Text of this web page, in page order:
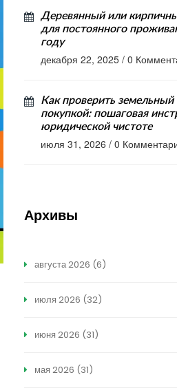
Деревянный или
для постоянного
году
декабря 22, 2025 / 0
Как проверить земельный
покупкой: пошаговая
юридической чистоте
июля 31, 2026 / 0
Архивы
августа 2026 (6)
июля 2026 (32)
июня 2026 (31)
мая 2026 (31)